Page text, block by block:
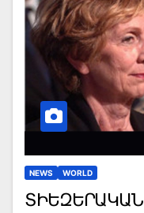
NEWS WORLD
ՏԻԵԶԵՐԱԿԱՆ